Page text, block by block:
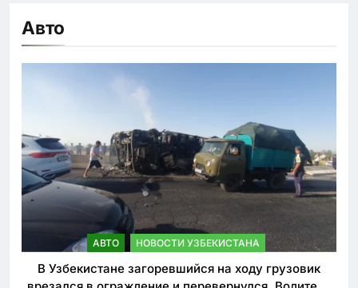
Авто
АВТО НОВОСТИ УЗБЕКИСТАНА
В Узбекистане загоревшийся на ходу грузовик